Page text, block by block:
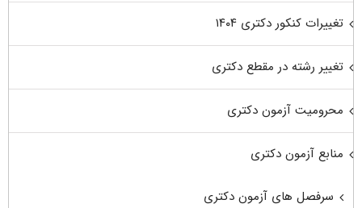
تغییرات کنکور دکتری ۱۴۰۴
تغییر رشته در مقطع دکتری
محرومیت آزمون دکتری
منابع آزمون دکتری
سرفصل های آزمون دکتری